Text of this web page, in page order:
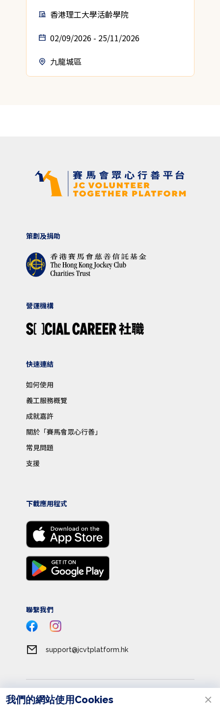
香港理工大學活齡學院
02/09/2026 - 25/11/2026
九龍城區
策劃及捐助
營運機構
快速連結
如何使用
義工服務概覽
成就嘉許
關於「賽馬會眾心行善」
常見問題
支援
下載應用程式
聯繫我們
support@jcvtplatform.hk
私隱政策
我們的網站使用Cookies